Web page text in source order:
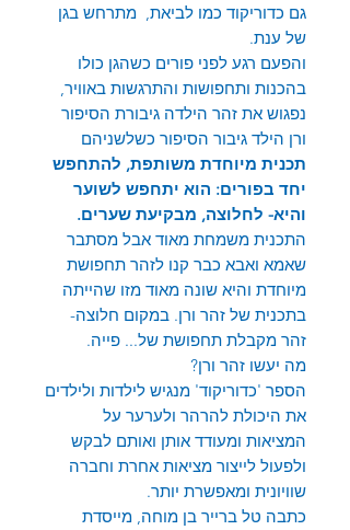
גם כדוריקוד כמו לביאת, מתרחש בגן
של ענת.
והפעם רגע לפני פורים כשהגן כולו
בהכנות ותחפושות והתרגשות באוויר,
נפגוש את זהר הילדה גיבורת הסיפור
ורן הילד גיבור הסיפור כשלשניהם
תכנית מיוחדת משותפת, להתחפש
יחד בפורים: הוא יתחפש לשוער
והיא- לחלוצה, מבקיעת שערים.
התכנית משמחת מאוד אבל מסתבר
שאמא ואבא כבר קנו לזהר תחפושת
מיוחדת והיא שונה מאוד מזו שהייתה
בתכנית של זהר ורן. במקום חלוצה-
זהר מקבלת תחפושת של... פייה.
מה יעשו זהר ורן?
הספר 'כדוריקוד' מנגיש לילדות ולילדים
את היכולת להרהר ולערער על
המציאות ומעודד אותן ואותם לבקש
ולפעול לייצור מציאות אחרת וחברה
שוויונית ומאפשרת יותר.
כתבה טל ברייר בן מוחה, מייסדת